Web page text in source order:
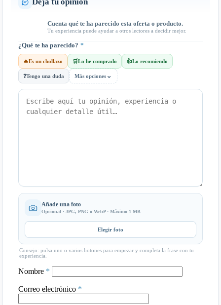
Deja tu opinión
Cuenta qué te ha parecido esta oferta o producto.
Tu experiencia puede ayudar a otros lectores a decidir mejor.
¿Qué te ha parecido? *
🔥Es un chollazo 🛒Lo he comprado 👍Lo recomiendo
❓Tengo una duda Más opciones ⌄
Añade una foto
Opcional · JPG, PNG o WebP · Máximo 1 MB
Elegir foto
Consejo: pulsa uno o varios botones para empezar y completa la frase con tu
experiencia.
Nombre *
Correo electrónico *